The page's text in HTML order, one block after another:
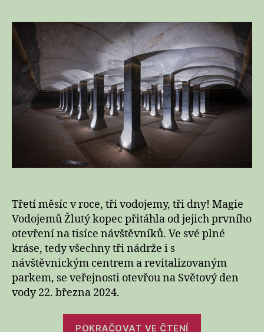
názvem
Brněnské
vodojemy
Žlutý
kopec
v
plné
kráse
Třetí měsíc v roce, tři vodojemy, tři dny! Magie
Vodojemů Žlutý kopec přitáhla od jejich prvního
otevření na tisíce návštěvníků. Ve své plné
kráse, tedy všechny tři nádrže i s
návštěvnickým centrem a revitalizovaným
parkem, se veřejnosti otevřou na Světový den
vody 22. března 2024.
POKRAČOVAT VE ČTENÍ